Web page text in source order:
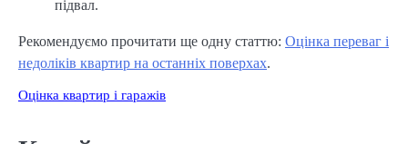
підвал.
Рекомендуємо прочитати ще одну статтю: Оцінка переваг і
недоліків квартир на останніх поверхах.
Оцінка квартир і гаражів